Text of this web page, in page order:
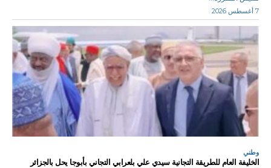
7 أغسطس 2026
وطني
الخليفة العام للطريقة التجانية سيدي علي بلعرابي التجاني بأبوجا يحل بالجزائر